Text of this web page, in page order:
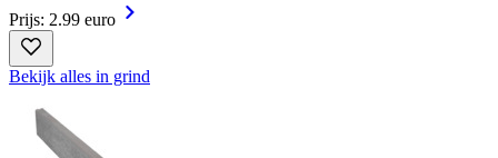
Prijs: 2.99 euro
Bekijk alles in grind